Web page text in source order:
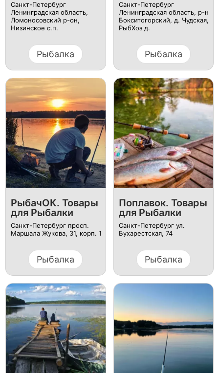
Санкт-Петербург
Ленинградская область,
Ломоносовский р-он,
Низинское с.п.
Рыбалка
Санкт-Петербург
Ленинградская область, р-н
Бокситогорский, д. Чудская,
РыбХоз д.
Рыбалка
РыбачОК. Товары
для Рыбалки
Санкт-Петербург просп.
Маршала Жукова, 31, корп. 1
Рыбалка
Поплавок. Товары
для Рыбалки
Санкт-Петербург ул.
Бухарестская, 74
Рыбалка